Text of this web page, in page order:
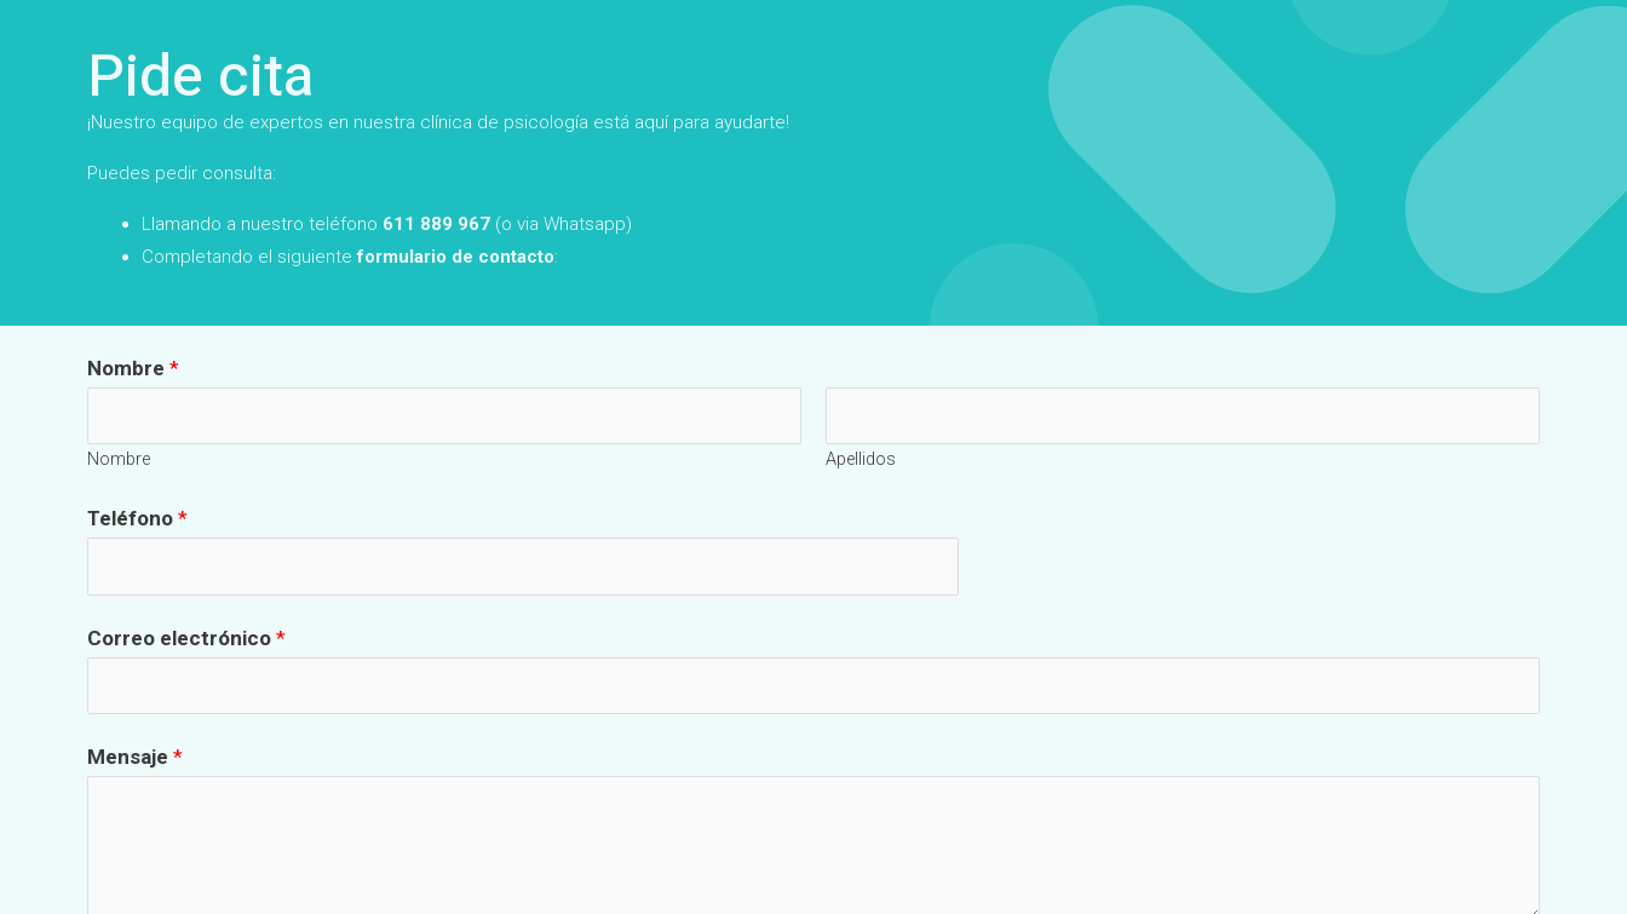
Pide cita
¡Nuestro equipo de expertos en nuestra clínica de psicología está aquí para ayudarte!
Puedes pedir consulta:
Llamando a nuestro teléfono 611 889 967 (o via Whatsapp)
Completando el siguienteformulario de contacto:
Nombre *
Nombre Apellidos
Teléfono *
Correo electrónico *
Mensaje *